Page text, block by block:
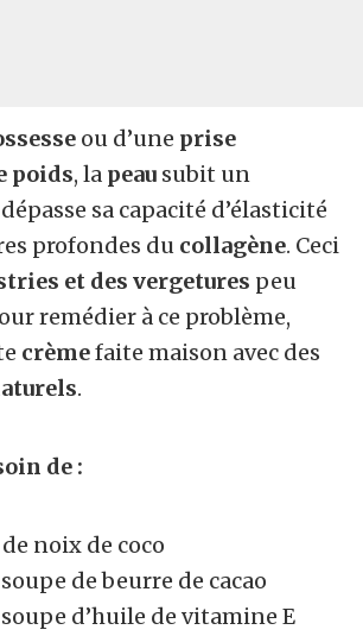
ou d’une prise
poids, la peau subit un
sa capacité d’élasticité
profondes du collagène. Ceci
et des vergetures peu
remédier à ce problème,
crèmefaite maison avec des
.
de :
noix de coco
de beurre de cacao
d’huile de vitamine E